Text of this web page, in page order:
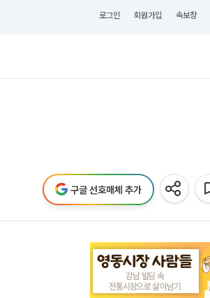
로그인 회원가입 속보창
구글 선호매체 추가